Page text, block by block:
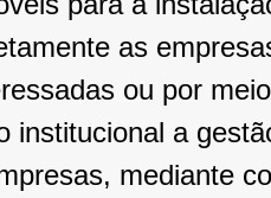
as
ou por
institucional a
mediante